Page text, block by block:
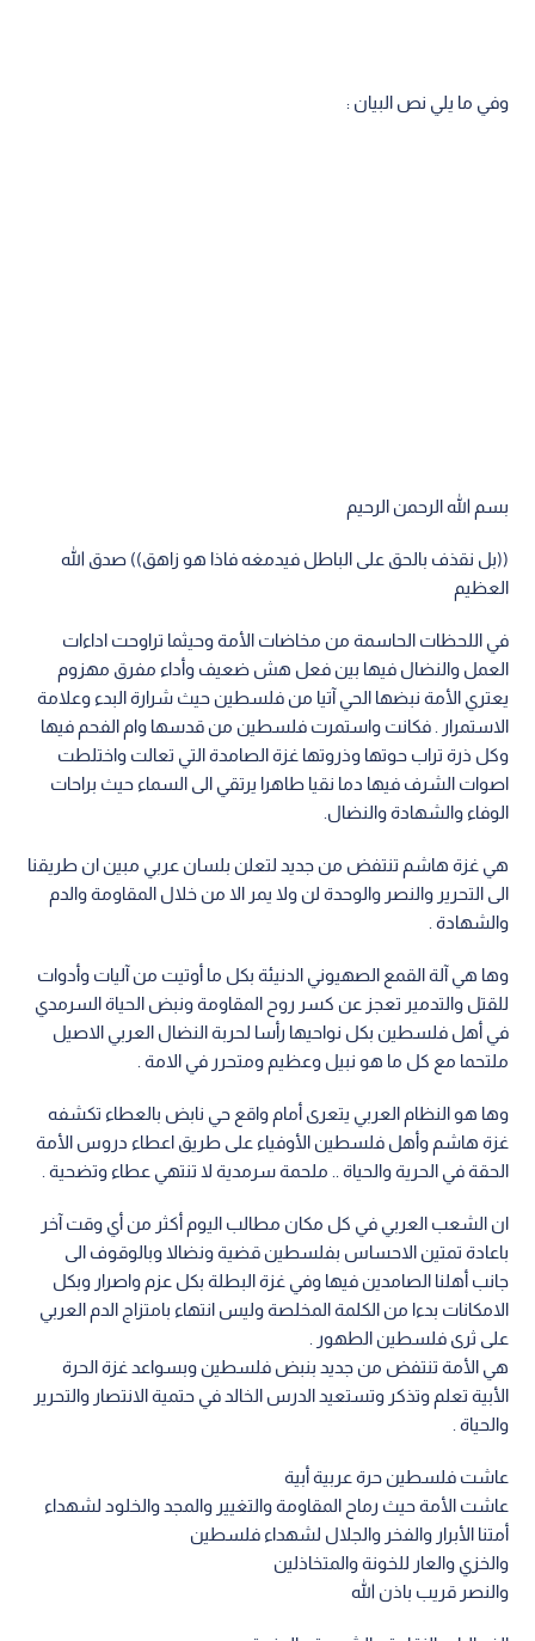
وفي ما يلي نص البيان :
بسم الله الرحمن الرحيم
((بل نقذف بالحق على الباطل فيدمغه فاذا هو زاهق)) صدق الله
العظيم
في اللحظات الحاسمة من مخاضات الأمة وحيثما تراوحت اداءات
العمل والنضال فيها بين فعل هش ضعيف وأداء مفرق مهزوم
يعتري الأمة نبضها الحي آتيا من فلسطين حيث شرارة البدء وعلامة
الاستمرار . فكانت واستمرت فلسطين من قدسها وام الفحم فيها
وكل ذرة تراب حوتها وذروتها غزة الصامدة التي تعالت واختلطت
اصوات الشرف فيها دما نقيا طاهرا يرتقي الى السماء حيث براحات
الوفاء والشهادة والنضال.
هي غزة هاشم تنتفض من جديد لتعلن بلسان عربي مبين ان طريقنا
الى التحرير والنصر والوحدة لن ولا يمر الا من خلال المقاومة والدم
والشهادة .
وها هي آلة القمع الصهيوني الدنيئة بكل ما أوتيت من آليات وأدوات
للقتل والتدمير تعجز عن كسر روح المقاومة ونبض الحياة السرمدي
في أهل فلسطين بكل نواحيها رأسا لحربة النضال العربي الاصيل
ملتحما مع كل ما هو نبيل وعظيم ومتحرر في الامة .
وها هو النظام العربي يتعرى أمام واقع حي نابض بالعطاء تكشفه
غزة هاشم وأهل فلسطين الأوفياء على طريق اعطاء دروس الأمة
الحقة في الحرية والحياة .. ملحمة سرمدية لا تنتهي عطاء وتضحية .
ان الشعب العربي في كل مكان مطالب اليوم أكثر من أي وقت آخر
باعادة تمتين الاحساس بفلسطين قضية ونضالا وبالوقوف الى
جانب أهلنا الصامدين فيها وفي غزة البطلة بكل عزم واصرار وبكل
الامكانات بدءا من الكلمة المخلصة وليس انتهاء بامتزاج الدم العربي
على ثرى فلسطين الطهور .
هي الأمة تنتفض من جديد بنبض فلسطين وبسواعد غزة الحرة
الأبية تعلم وتذكر وتستعيد الدرس الخالد في حتمية الانتصار والتحرير
والحياة .
عاشت فلسطين حرة عربية أبية
عاشت الأمة حيث رماح المقاومة والتغيير والمجد والخلود لشهداء
أمتنا الأبرار والفخر والجلال لشهداء فلسطين
والخزي والعار للخونة والمتخاذلين
والنصر قريب باذن الله